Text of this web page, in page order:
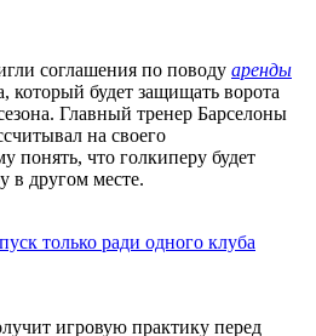
соглашения по поводу аренды
будет защищать ворота
Главный тренер Барселоны
на своего
понять, что голкиперу будет
в другом месте.
только ради одного клуба
игровую практику перед